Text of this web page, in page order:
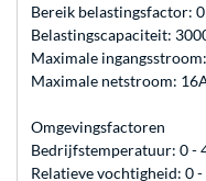
Bereik belastingsfactor:
Belastingscapaciteit:
Maximale
Maximale netstroom:
Omgevingsfactoren
Bedrijfstemperatuur: 0 -
Relatieve vochtigheid: 0 -